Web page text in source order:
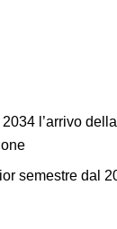
l’arrivo
semestre dal